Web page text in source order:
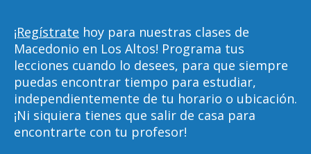
¡Regístrate hoy para nuestras clases de
Macedonio en Los Altos! Programa tus
lecciones cuando lo desees, para que siempre
puedas encontrar tiempo para estudiar,
independientemente de tu horario o ubicación.
¡Ni siquiera tienes que salir de casa para
encontrarte con tu profesor!